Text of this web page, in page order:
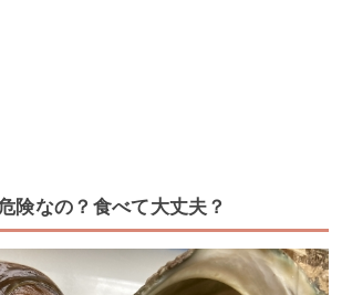
険なの？食べて大丈夫？